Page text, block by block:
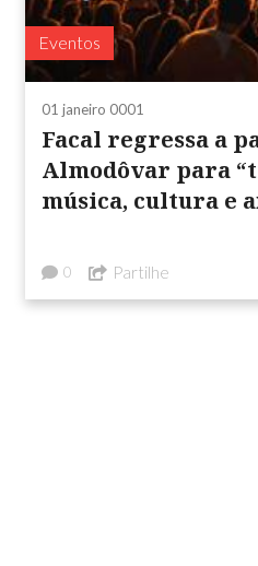
Eventos
01 janeiro 0001
Facal regressa a
Almodôvar para
música, cultura e
0 Partilhe